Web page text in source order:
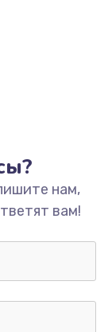
нам,
вам!